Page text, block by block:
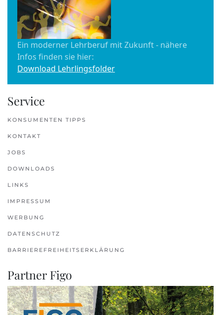
Ein moderner Lehrberuf mit Zukunft - nähere
Infos finden sie hier:
Download Lehrlingsfolder
Service
KONSUMENTEN TIPPS
KONTAKT
JOBS
DOWNLOADS
LINKS
IMPRESSUM
WERBUNG
DATENSCHUTZ
BARRIEREFREIHEITSERKLÄRUNG
Partner Figo